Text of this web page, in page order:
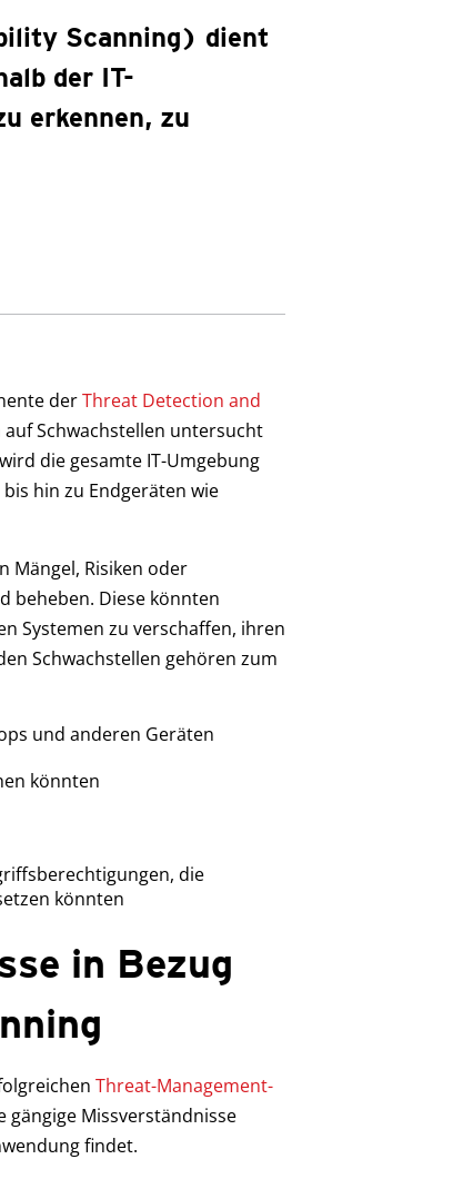
Scanning) dient
der IT-
erkennen, zu
derThreat Detection and
Schwachstellen untersucht
die gesamte IT-Umgebung
hin zu Endgeräten wie
Mängel, Risiken oder
beheben. Diese könnten
Systemen zu verschaffen, ihren
Schwachstellen gehören zum
und anderen Geräten
könnten
die
könnten
in Bezug
Threat-Management-
Missverständnisse
findet.